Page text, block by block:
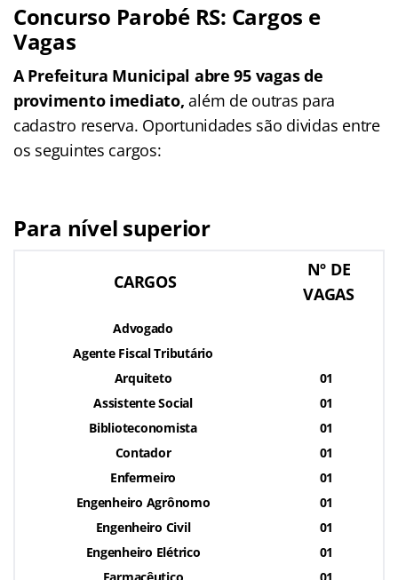
Concurso Parobé RS: Cargos e
Vagas
A Prefeitura Municipal abre 95 vagas de
provimento imediato,além de outras para
cadastro reserva. Oportunidades são dividas entre
os seguintes cargos:
Para nível superior
CARGOS
Nº DE
VAGAS
Advogado
Agente Fiscal Tributário
Arquiteto
Assistente Social
Biblioteconomista
Contador
Enfermeiro
Engenheiro Agrônomo
Engenheiro Civil
Engenheiro Elétrico
01
01
01
01
01
01
01
01